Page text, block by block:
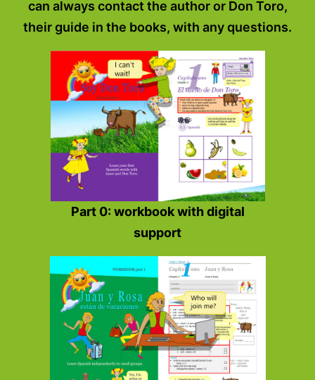
can always contact the author or Don Toro,
their guide in the books, with any questions.
Part 0: workbook with digital
support